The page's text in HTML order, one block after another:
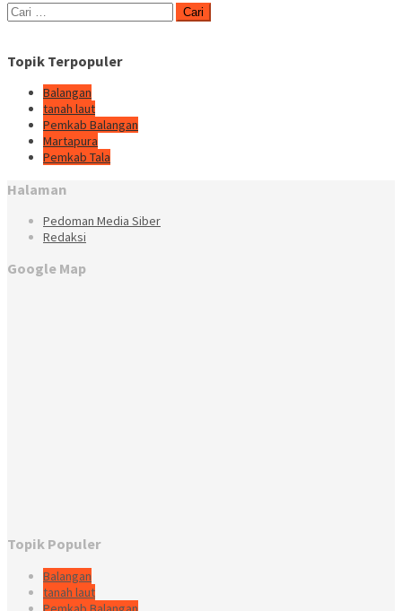
Cari
untuk:
Topik Terpopuler
Balangan
tanah laut
Pemkab Balangan
Martapura
Pemkab Tala
Halaman
Pedoman Media Siber
Redaksi
Google Map
Topik Populer
Balangan
tanah laut